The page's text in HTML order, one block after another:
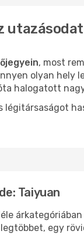
, most
olyan hely
halogatott
légitársaságot
Taiyuan
egy